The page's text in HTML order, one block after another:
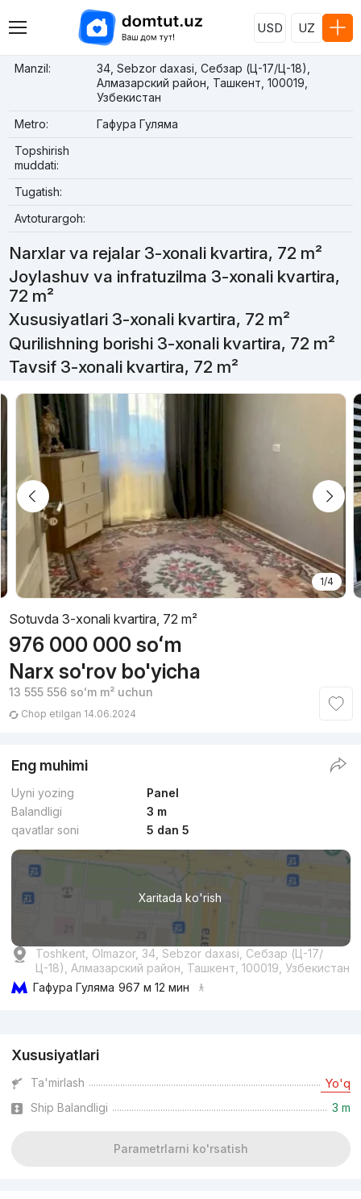
USD UZ
Manzil:
34, Sebzor daxasi, Себзар (Ц-17/Ц-18),
Алмазарский район, Ташкент, 100019,
Узбекистан
Metro:
Гафура Гуляма
Topshirish
muddati:
Tugatish:
Avtoturargoh:
Narxlar va rejalar 3-xonali kvartira, 72 m²
Joylashuv va infratuzilma 3-xonali kvartira,
72 m²
Xususiyatlari 3-xonali kvartira, 72 m²
Qurilishning borishi 3-xonali kvartira, 72 m²
Tavsif 3-xonali kvartira, 72 m²
1/4
Sotuvda 3-xonali kvartira, 72 m²
976 000 000 soʻm
Narx so'rov bo'yicha
13 555 556 soʻmm² uchun
Chop etilgan 14.06.2024
Eng muhimi
Uyni yozing
Panel
Balandligi
3 m
qavatlar soni
5 dan 5
Xaritada ko'rish
Toshkent, Olmazor, 34, Sebzor daxasi, Себзар (Ц-17/
Ц-18), Алмазарский район, Ташкент, 100019, Узбекистан
Гафура Гуляма 967 м 12 мин
Xususiyatlari
Ta'mirlash Yo'q
Ship Balandligi 3 m
Parametrlarni ko'rsatish